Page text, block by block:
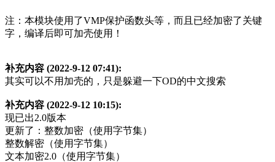
注：本模块使用了VMP保护函数头等，而且已经加密了关键
字，编译后即可加壳使用！
补充内容 (2022-9-12 07:41):
其实可以不用加壳的，只是躲避一下OD的中文搜索
补充内容 (2022-9-12 10:15):
现已出2.0版本
更新了：整数加密（使用字节集）
整数解密（使用字节集）
文本加密2.0（使用字节集）